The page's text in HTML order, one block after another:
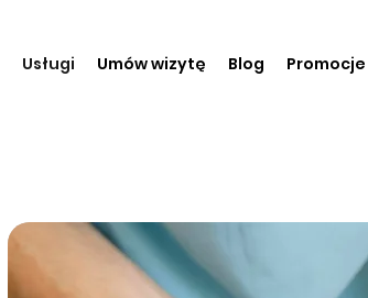
Usługi Umów wizytę Blog Promocje